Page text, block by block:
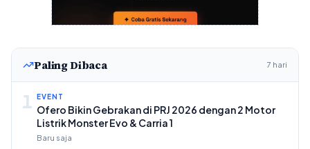
Paling Dibaca 7 hari
1 EVENT
Ofero Bikin Gebrakan di PRJ 2026 dengan 2 Motor
Listrik Monster Evo & Carria 1
Baru saja